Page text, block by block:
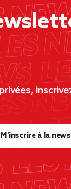
M’inscrire à la